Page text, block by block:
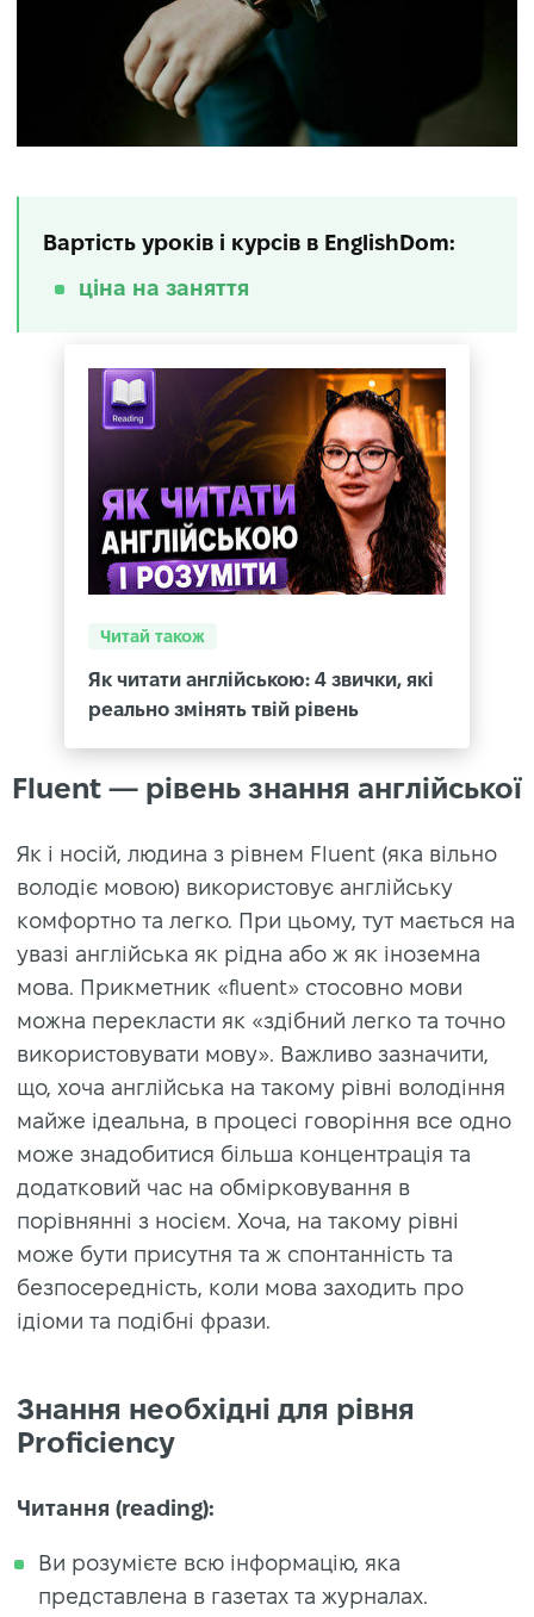
Вартість уроків і курсів в EnglishDom:
ціна на заняття
Читай також
Як читати англійською: 4 звички, які
реально змінять твій рівень
Fluent — рівень знання англійської
Як і носій, людина з рівнем Fluent (яка вільно
володіє мовою) використовує англійську
комфортно та легко. При цьому, тут мається на
увазі англійська як рідна або ж як іноземна
мова. Прикметник «fluent» стосовно мови
можна перекласти як «здібний легко та точно
використовувати мову». Важливо зазначити,
що, хоча англійська на такому рівні володіння
майже ідеальна, в процесі говоріння все одно
може знадобитися більша концентрація та
додатковий час на обмірковування в
порівнянні з носієм. Хоча, на такому рівні
може бути присутня та ж спонтанність та
безпосередність, коли мова заходить про
ідіоми та подібні фрази.
Знання необхідні для рівня
Proficiency
Читання (reading):
Ви розумієте всю інформацію, яка
представлена в газетах та журналах.